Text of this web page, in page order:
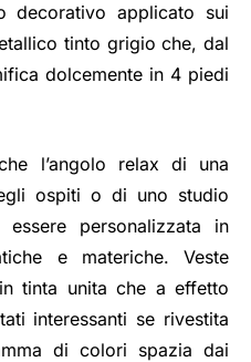
decorativo applicato sui
tinto grigio che, dal
dolcemente in 4 piedi
l’angolo relax di una
ospiti o di uno studio
personalizzata in
e materiche. Veste
tinta unita che a effetto
interessanti se rivestita
di colori spazia dai